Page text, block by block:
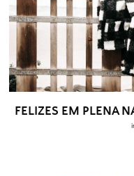
FELIZES EM PLENA